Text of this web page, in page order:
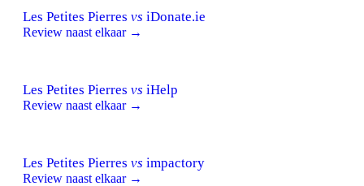
Les Petites Pierres vs iDonate.ie
Review naast elkaar →
Les Petites Pierres vs iHelp
Review naast elkaar →
Les Petites Pierres vs impactory
Review naast elkaar →